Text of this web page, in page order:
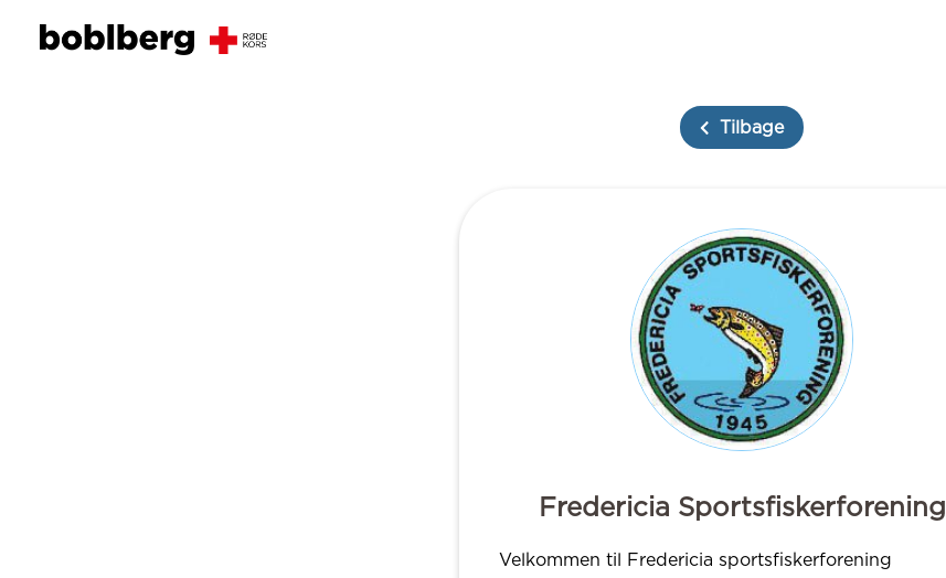
Tilbage
Fredericia Sportsfiskerforening
Velkommen til Fredericia sportsfiskerforening